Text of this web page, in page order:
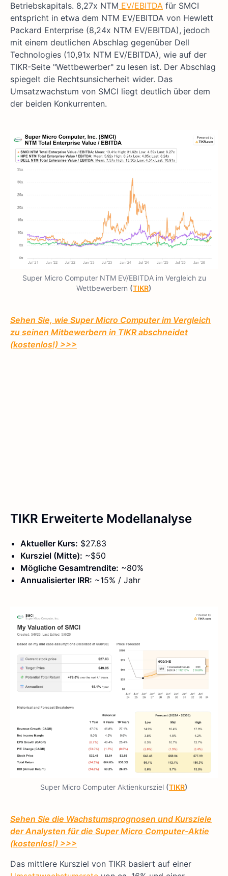
Betriebskapitals. 8,27x NTM EV/EBITDA für SMCI
entspricht in etwa dem NTM EV/EBITDA von Hewlett
Packard Enterprise (8,24x NTM EV/EBITDA), jedoch
mit einem deutlichen Abschlag gegenüber Dell
Technologies (10,91x NTM EV/EBITDA), wie auf der
TIKR-Seite "Wettbewerber" zu lesen ist. Der Abschlag
spiegelt die Rechtsunsicherheit wider. Das
Umsatzwachstum von SMCI liegt deutlich über dem
der beiden Konkurrenten.
Super Micro Computer NTM EV/EBITDA im Vergleich zu
Wettbewerbern (TIKR)
Sehen Sie, wie Super Micro Computer im Vergleich
zu seinen Mitbewerbern in TIKR abschneidet
(kostenlos!) >>>
TIKR Erweiterte Modellanalyse
Aktueller Kurs: $27.83
Kursziel (Mitte): ~$50
Mögliche Gesamtrendite: ~80%
Annualisierter IRR: ~15% / Jahr
Super Micro Computer Aktienkursziel (TIKR)
Sehen Sie die Wachstumsprognosen und Kursziele
der Analysten für die Super Micro Computer-Aktie
(kostenlos!) >>>
Das mittlere Kursziel von TIKR basiert auf einer